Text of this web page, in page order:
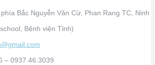
Bắc Nguyễn Văn Cừ, Phan Rang TC, Ninh
Bệnh viện Tỉnh)
– 0937.46.3039